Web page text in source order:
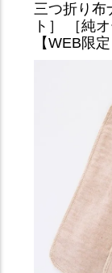
三つ折り布
ト］ ［純
【WEB限定